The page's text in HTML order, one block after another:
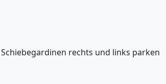
rechts und links parken